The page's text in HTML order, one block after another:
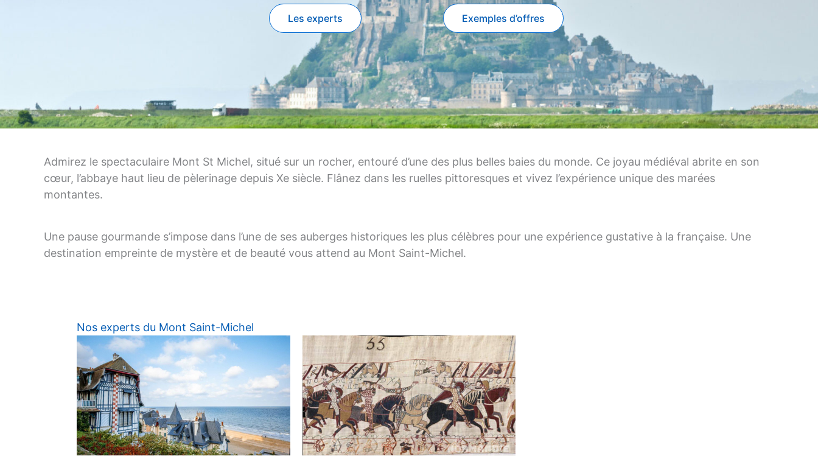
Les experts Exemples d’offres
Admirez le spectaculaire Mont St Michel, situé sur un rocher, entouré d’une des plus belles baies du monde. Ce joyau médiéval abrite en son
cœur, l’abbaye haut lieu de pèlerinage depuis Xe siècle. Flânez dans les ruelles pittoresques et vivez l’expérience unique des marées
montantes.
Une pause gourmande s’impose dans l’une de ses auberges historiques les plus célèbres pour une expérience gustative à la française. Une
destination empreinte de mystère et de beauté vous attend au Mont Saint-Michel.
Nos experts du Mont Saint-Michel